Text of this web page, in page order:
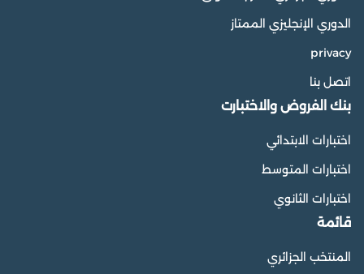
الدوري الإنجليزي الممتاز
privacy
اتصل بنا
بنك الفروض والاختبارت
اختبارات الابتدائي
اختبارات المتوسط
اختبارات الثانوي
قائمة
المنتخب الجزائري